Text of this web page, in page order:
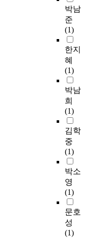
박남
준
(1)
한지
혜
(1)
박남
희
(1)
김학
중
(1)
박소
영
(1)
문호
성
(1)